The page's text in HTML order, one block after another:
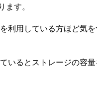
ます。
利用している方ほど気
いるとストレージの容